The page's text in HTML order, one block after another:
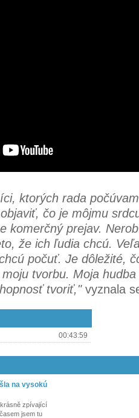
ktorých rada
čo je môjmu
komerčný prejav.
že ich ľudia chcú.
počuť. Je dôležité,
tvorbu. Moja
tvoriť," vyznala
00:43:59
na vysokú
zpívající
jsem tu